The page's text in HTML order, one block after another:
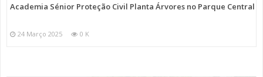
Academia Sénior Proteção Civil Planta Árvores no Parque Central
24 Março 2025 0 K